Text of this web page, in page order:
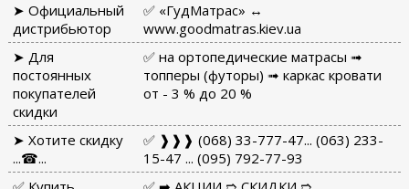
➤ Официальный
дистрибьютор
✅ «ГудМатрас» ↔
www.goodmatras.kiev.ua
➤ Для
постоянных
покупателей
скидки
✅ на ортопедические матрасы ➟
топперы (футоры) ➟ каркас кровати
от - 3 % до 20 %
➤ Хотите скидку
...☎...
✅ ❱❱❱ (068) 33-777-47... (063) 233-
15-47 ... (095) 792-77-93